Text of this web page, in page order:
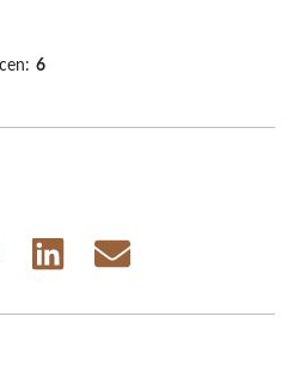
6
Share
Share